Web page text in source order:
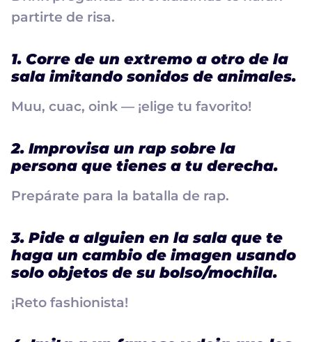
partirte de risa.
1. Corre de un extremo a otro de la
sala imitando sonidos de animales.
Muu, cuac, oink — ¡elige tu favorito!
2. Improvisa un rap sobre la
persona que tienes a tu derecha.
Prepárate para la batalla de rap.
3. Pide a alguien en la sala que te
haga un cambio de imagen usando
solo objetos de su bolso/mochila.
¡Reto fashionista!